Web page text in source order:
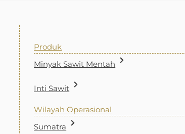
Produk
Minyak Sawit Mentah
Inti Sawit
Wilayah Operasional
Sumatra